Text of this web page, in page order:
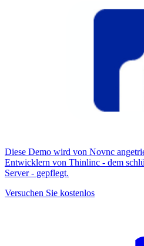
Diese Demo wird von Novnc
Entwicklern von Thinlinc - dem
Server - gepflegt.
Versuchen Sie kostenlos